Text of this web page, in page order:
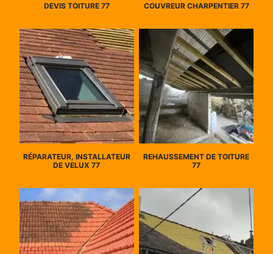
DEVIS TOITURE 77 COUVREUR CHARPENTIER 77
RÉPARATEUR, INSTALLATEUR
DE VELUX 77
REHAUSSEMENT DE TOITURE
77